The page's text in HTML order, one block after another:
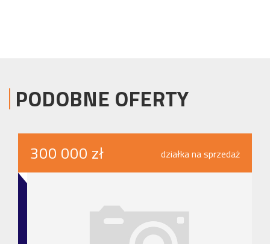
PODOBNE OFERTY
300 000 zł działka na sprzedaż